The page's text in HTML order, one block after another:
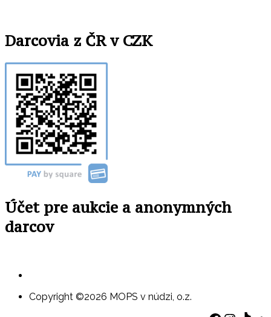
Darcovia z ČR v CZK
Účet pre aukcie a anonymných
darcov
Copyright ©2026 MOPS v núdzi, o.z.